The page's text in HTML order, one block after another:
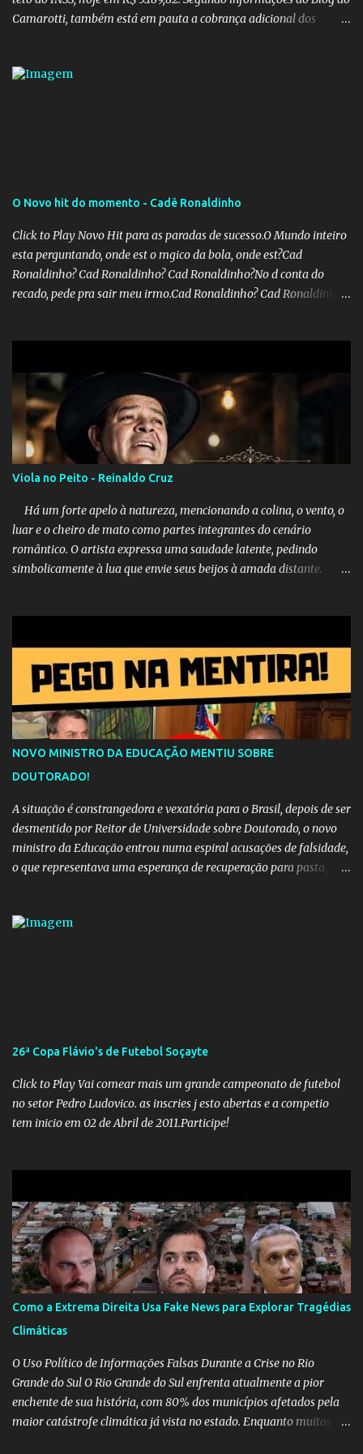
Camarotti, também está em pauta a cobrança adicional dos
aumentar o percentual de recolhimento para 14%. De acordo com
O Novo hit do momento - Cadê Ronaldinho
Click to Play Novo Hit para as paradas de sucesso.O Mundo inteiro
esta perguntando, onde est o mgico da bola, onde est?Cad
Ronaldinho? Cad Ronaldinho? Cad Ronaldinho?No d conta do
recado, pede pra sair meu irmo.Cad Ronaldinho? Cad Ronaldinho?
Viola no Peito - Reinaldo Cruz
Há um forte apelo à natureza, mencionando a colina, o vento, o
luar e o cheiro de mato como partes integrantes do cenário
romântico. O artista expressa uma saudade latente, pedindo
simbolicamente à lua que envie seus beijos à amada distante. A
que continuará esperando enquanto houver canções para entoar. A
obra conclui como uma promessa de fidelidade e esperança no
reencontro, unindo a tradição da viola com o sentimento universal
do amor. No geral, o vídeo apresenta uma narrativa lírica sobre a
persistência do afeto através do tempo e do espaço. YouTube
YouTube YouTube
NOVO MINISTRO DA EDUCAÇÃO MENTIU SOBRE
DOUTORADO!
A situação é constrangedora e vexatória para o Brasil, depois de ser
desmentido por Reitor de Universidade sobre Doutorado, o novo
ministro da Educação entrou numa espiral acusações de falsidade,
o que representava uma esperança de recuperação para pasta,
Educação é um dos mais importantes do governo, em um ano e
afinal de contas como acreditar em algo proposto pelo novo
ministro sem imaginar que ele só esta querendo auferir vantagens
pessoais em uma pasta de tamanha envergadura e influência na
vida dos brasileiros. Evelin Azevedo escreveu brilhantemen...
26ª Copa Flávio's de Futebol Soçayte
Click to Play Vai comear mais um grande campeonato de futebol
no setor Pedro Ludovico. as inscries j esto abertas e a competio
tem inicio em 02 de Abril de 2011.Participe!
Como a Extrema Direita Usa Fake News para Explorar Tragédias
Climáticas
O Uso Político de Informações Falsas Durante a Crise no Rio
Grande do Sul O Rio Grande do Sul enfrenta atualmente a pior
enchente de sua história, com 80% dos municípios afetados pela
maior catástrofe climática já vista no estado. Enquanto muitos se